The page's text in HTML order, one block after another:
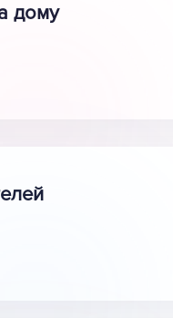
дому